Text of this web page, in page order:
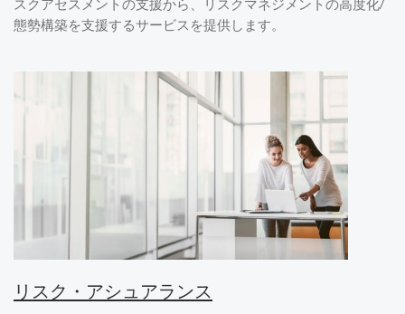
スクアセスメントの支援から、リスクマネジメントの高度化/
態勢構築を支援するサービスを提供します。
リスク・アシュアランス